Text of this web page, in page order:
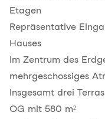
Etagen
Repräsentative
Hauses
Im Zentrum des
mehrgeschossiges
Insgesamt drei
OG mit 580 m²